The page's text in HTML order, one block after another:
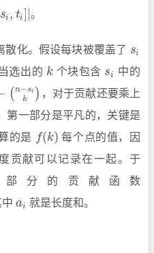
si , ti] |。
化。假设每块被覆盖了 si
si
选出的 k
k 个块包含 si
si 中的
(n−si
k )
n − si k)
，对于贡献还要乘上
第一部分是平凡的，关键是
的是
f(k)
f(k )
每个点的值，因
贡献可以记录在一起。于
分的贡献函数
中 ai
ai 就是长度和。